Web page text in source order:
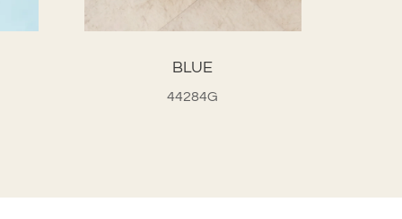
BLUE
44284G